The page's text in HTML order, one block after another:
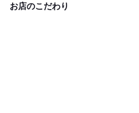
お店のこだわり